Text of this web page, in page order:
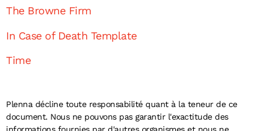
The Browne Firm
In Case of Death Template
Time
Plenna décline toute responsabilité quant à la teneur de ce
document. Nous ne pouvons pas garantir l'exactitude des